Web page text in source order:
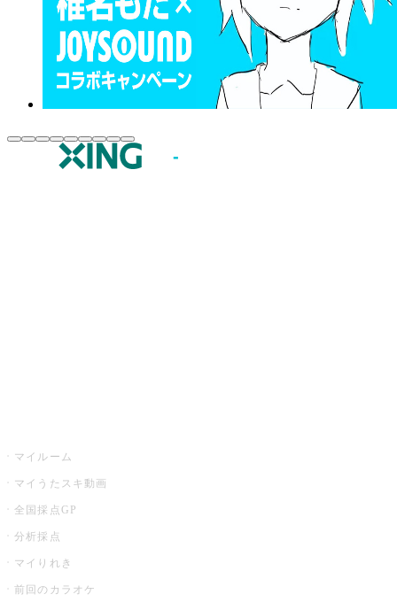
マイルーム
マイうたスキ動画
全国採点GP
分析採点
マイりれき
前回のカラオケ